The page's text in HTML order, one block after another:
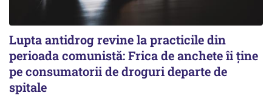
Lupta antidrog revine la practicile din
perioada comunistă: Frica de anchete îi ține
pe consumatorii de droguri departe de
spitale